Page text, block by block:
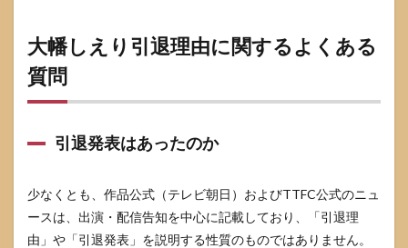
大幡しえり引退理由に関するよくある
質問
引退発表はあったのか
少なくとも、作品公式（テレビ朝日）およびTTFC公式のニュ
ースは、出演・配信告知を中心に記載しており、「引退理
由」や「引退発表」を説明する性質のものではありません。